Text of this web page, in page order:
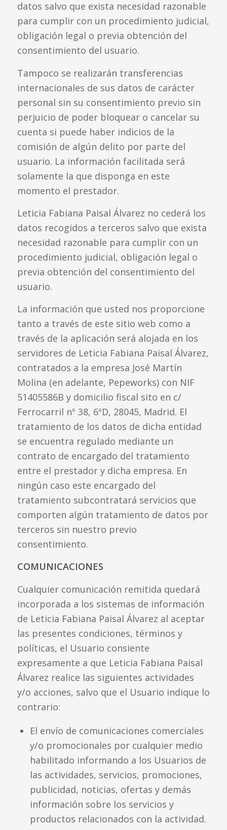
datos salvo que exista necesidad razonable
para cumplir con un procedimiento judicial,
obligación legal o previa obtención del
consentimiento del usuario.
Tampoco se realizarán transferencias
internacionales de sus datos de carácter
personal sin su consentimiento previo sin
perjuicio de poder bloquear o cancelar su
cuenta si puede haber indicios de la
comisión de algún delito por parte del
usuario. La información facilitada será
solamente la que disponga en este
momento el prestador.
Leticia Fabiana Paisal Álvarez no cederá los
datos recogidos a terceros salvo que exista
necesidad razonable para cumplir con un
procedimiento judicial, obligación legal o
previa obtención del consentimiento del
usuario.
La información que usted nos proporcione
tanto a través de este sitio web como a
través de la aplicación será alojada en los
servidores de Leticia Fabiana Paisal Álvarez,
contratados a la empresa José Martín
Molina (en adelante, Pepeworks) con NIF
51405586B y domicilio fiscal sito en c/
Ferrocarril nº 38, 6ºD, 28045, Madrid. El
tratamiento de los datos de dicha entidad
se encuentra regulado mediante un
contrato de encargado del tratamiento
entre el prestador y dicha empresa. En
ningún caso este encargado del
tratamiento subcontratará servicios que
comporten algún tratamiento de datos por
terceros sin nuestro previo
consentimiento.
COMUNICACIONES
Cualquier comunicación remitida quedará
incorporada a los sistemas de información
de Leticia Fabiana Paisal Álvarez al aceptar
las presentes condiciones, términos y
políticas, el Usuario consiente
expresamente a que Leticia Fabiana Paisal
Álvarez realice las siguientes actividades
y/o acciones, salvo que el Usuario indique lo
contrario:
El envío de comunicaciones comerciales
y/o promocionales por cualquier medio
habilitado informando a los Usuarios de
las actividades, servicios, promociones,
publicidad, noticias, ofertas y demás
información sobre los servicios y
productos relacionados con la actividad.